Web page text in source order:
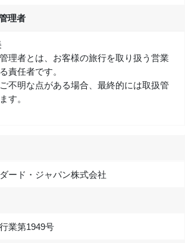
理者
理者とは、お客様の旅行を取り扱う営業
責任者です。
不明な点がある場合、最終的には取扱管
す。
ード・ジャパン株式会社
業第1949号